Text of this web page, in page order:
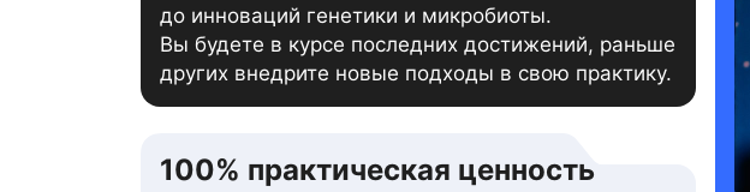
до инноваций генетики и микробиоты.
Вы будете в курсе последних достижений, раньше
других внедрите новые подходы в свою практику.
100% практическая ценность